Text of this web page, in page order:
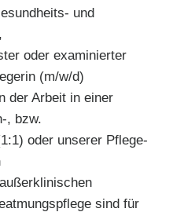
und
oder examinierter
(m/w/d)
der Arbeit in einer
, bzw.
oder unserer Pflege-
sind für